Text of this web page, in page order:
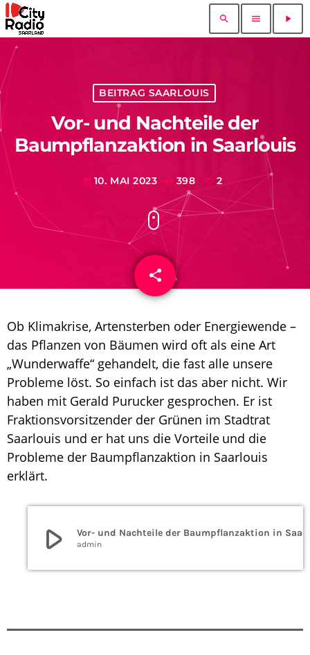
search menu play_arrow
BEITRAG SAARLOUIS
Vor- und Nachteile der
Baumpflanzaktion in Saarlouis
today 10. MAI 2023 398 2
share
email
Ob Klimakrise, Artensterben oder Energiewende –
das Pflanzen von Bäumen wird oft als eine Art
„Wunderwaffe“ gehandelt, die fast alle unsere
Probleme löst. So einfach ist das aber nicht. Wir
haben mit Gerald Purucker gesprochen. Er ist
Fraktionsvorsitzender der Grünen im Stadtrat
Saarlouis und er hat uns die Vorteile und die
Probleme der Baumpflanzaktion in Saarlouis
erklärt.
play_arrow admin